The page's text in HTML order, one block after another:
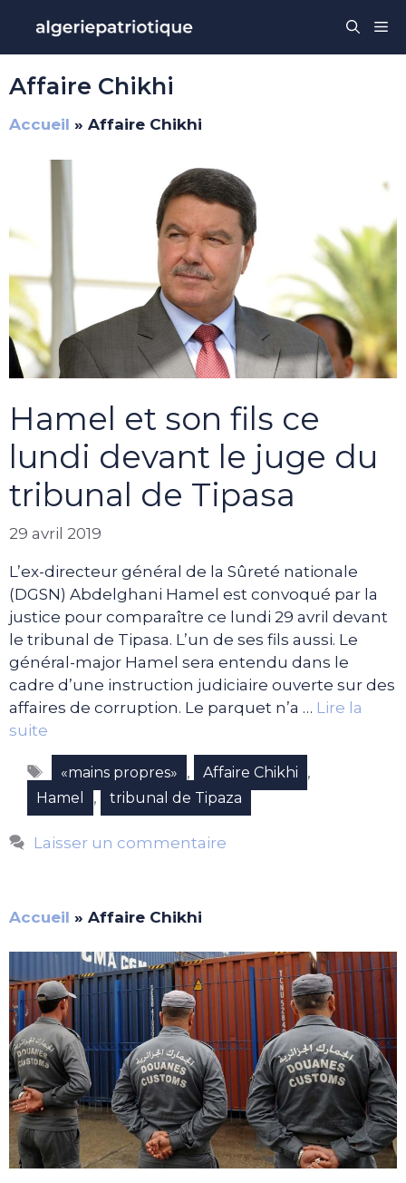
contenu
Affaire Chikhi
Accueil » Affaire Chikhi
Hamel et son fils ce
lundi devant le juge du
tribunal de Tipasa
29 avril 2019
L’ex-directeur général de la Sûreté nationale
(DGSN) Abdelghani Hamel est convoqué par la
justice pour comparaître ce lundi 29 avril devant
le tribunal de Tipasa. L’un de ses fils aussi. Le
général-major Hamel sera entendu dans le
cadre d’une instruction judiciaire ouverte sur des
affaires de corruption. Le parquet n’a … Lire la
suite
Étiquettes
«mains propres» , Affaire Chikhi ,
Hamel , tribunal de Tipaza
Laisser un commentaire
Accueil » Affaire Chikhi